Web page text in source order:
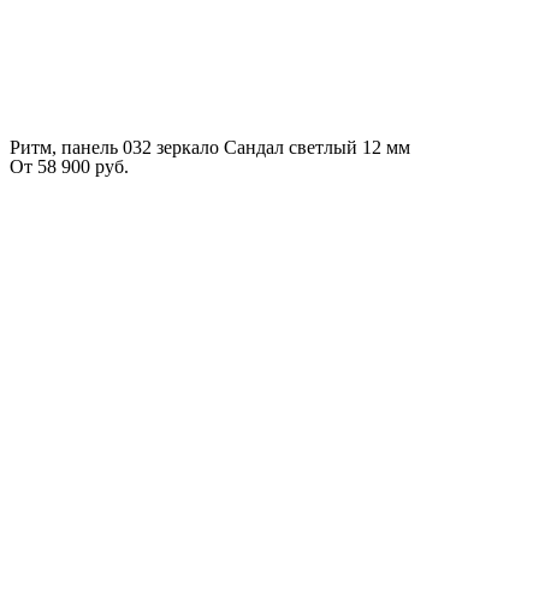
Ритм, панель 032 зеркало Сандал светлый 12 мм
От 58 900 руб.